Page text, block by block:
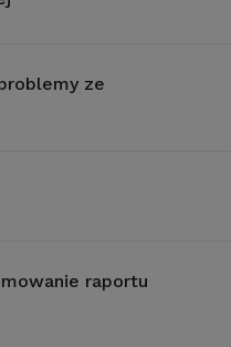
ze
raportu